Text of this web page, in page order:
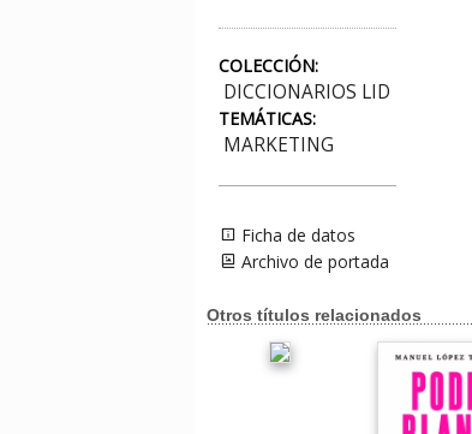
COLECCIÓN:
DICCIONARIOS LID
TEMÁTICAS:
MARKETING
Ficha de datos
Archivo de portada
Otros títulos relacionados